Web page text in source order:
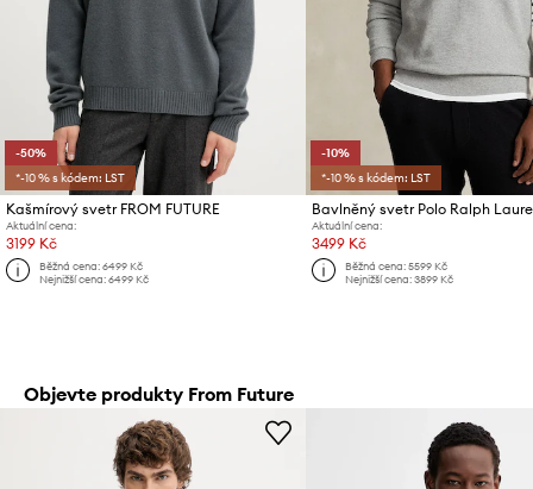
-50%
*-10 % s kódem: LST
Kašmírový svetr FROM FUTURE
Aktuální cena:
3199 Kč
Běžná cena:6499 Kč
Nejnižší cena:6499 Kč
-10%
*-10 % s kódem: LST
Bavlněný svetr Polo Ralph
Aktuální cena:
3499 Kč
Běžná cena:5599 Kč
Nejnižší cena:3899 Kč
Objevte produkty From Future